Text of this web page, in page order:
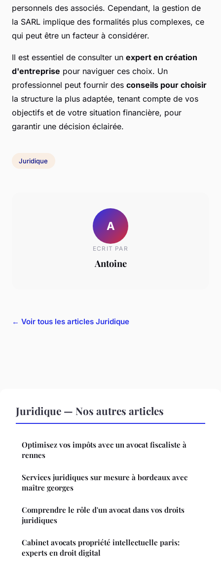
personnels des associés. Cependant, la gestion de
la SARL implique des formalités plus complexes, ce
qui peut être un facteur à considérer.
Il est essentiel de consulter un expert en création
d'entreprise pour naviguer ces choix. Un
professionnel peut fournir des conseils pour choisir
la structure la plus adaptée, tenant compte de vos
objectifs et de votre situation financière, pour
garantir une décision éclairée.
Juridique
A
ECRIT PAR
Antoine
← Voir tous les articles Juridique
Juridique — Nos autres articles
Optimisez vos impôts avec un avocat fiscaliste à
rennes
Services juridiques sur mesure à bordeaux avec
maître georges
Comprendre le rôle d'un avocat dans vos droits
juridiques
Cabinet avocats propriété intellectuelle paris:
experts en droit digital